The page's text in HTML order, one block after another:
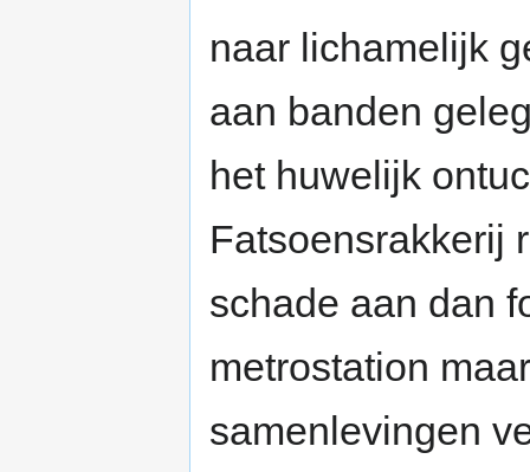
naar lichamelijk
aan banden
het huwelijk
Fatsoensrakkerij
schade aan dan
metrostation
samenlevingen